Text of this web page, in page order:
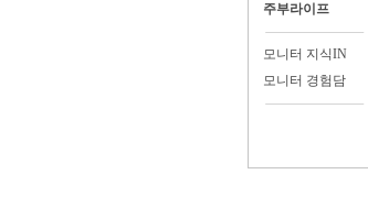
주부라이프
모니터 지식IN
모니터 경험담